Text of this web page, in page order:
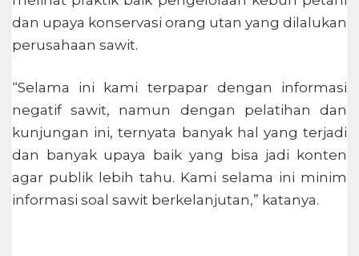
dan upaya konservasi orang utan yang dilalukan
perusahaan sawit.
“Selama ini kami terpapar dengan informasi
negatif sawit, namun dengan pelatihan dan
kunjungan ini, ternyata banyak hal yang terjadi
dan banyak upaya baik yang bisa jadi konten
agar publik lebih tahu. Kami selama ini minim
informasi soal sawit berkelanjutan,” katanya.